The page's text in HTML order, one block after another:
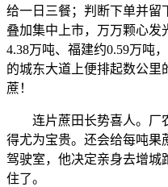
给一日三餐；判断下单并留
叠加集中上市，万万颗心发
4.38万吨、福建约0.59万吨
的城东大道上便排起数公里
蔗！
连片蔗田长势喜人。厂
得尤为宝贵。还会给每吨果
驾驶室，他决定亲身去增城
住了。